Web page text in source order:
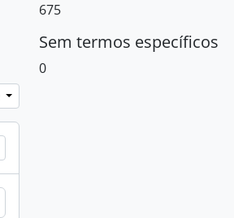
675
Sem termos específicos
0